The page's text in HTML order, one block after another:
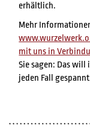
erhältlich.
Mehr
mit uns in
Sie sagen: Das
jeden Fall